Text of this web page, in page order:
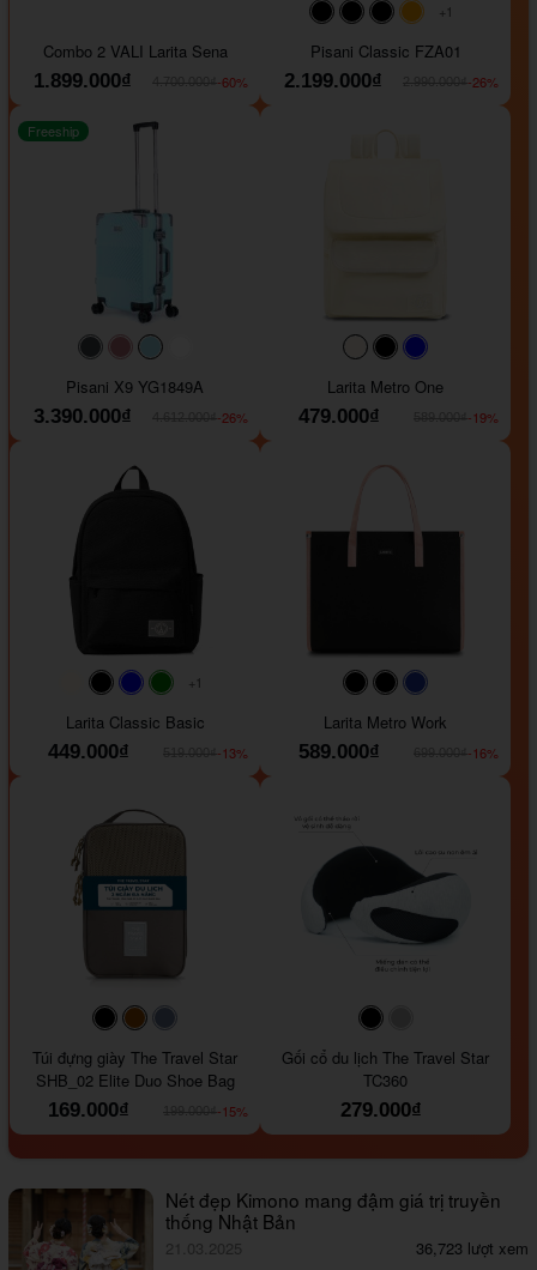
Combo 2 VALI Larita Sena
1.899.000₫
-60%
#000000#000000
#000000
#ffa500
+1
Pisani Classic FZA01
2.199.000₫
-26%
#40454a#b76e79
#9ad8e7
Freeship
Pisani X9 YG1849A
3.390.000₫
-26%
#faf0e6#000000
Larita Metro One
479.000₫
-19%
#faf0e6
#000000#0000FF#008000
+1
Larita Classic Basic
449.000₫
-13%
#000000#000000
Larita Metro Work
589.000₫
-16%
#000000#964B00
Túi đựng giày The Travel Star
SHB_02 Elite Duo Shoe Bag
169.000₫
-15%
#000000
Gối cổ du lịch The Travel Star
TC360
279.000₫
Nét đẹp Kimono mang đậm giá trị truyền
thống Nhật Bản
21.03.2025 36,723 lượt xem